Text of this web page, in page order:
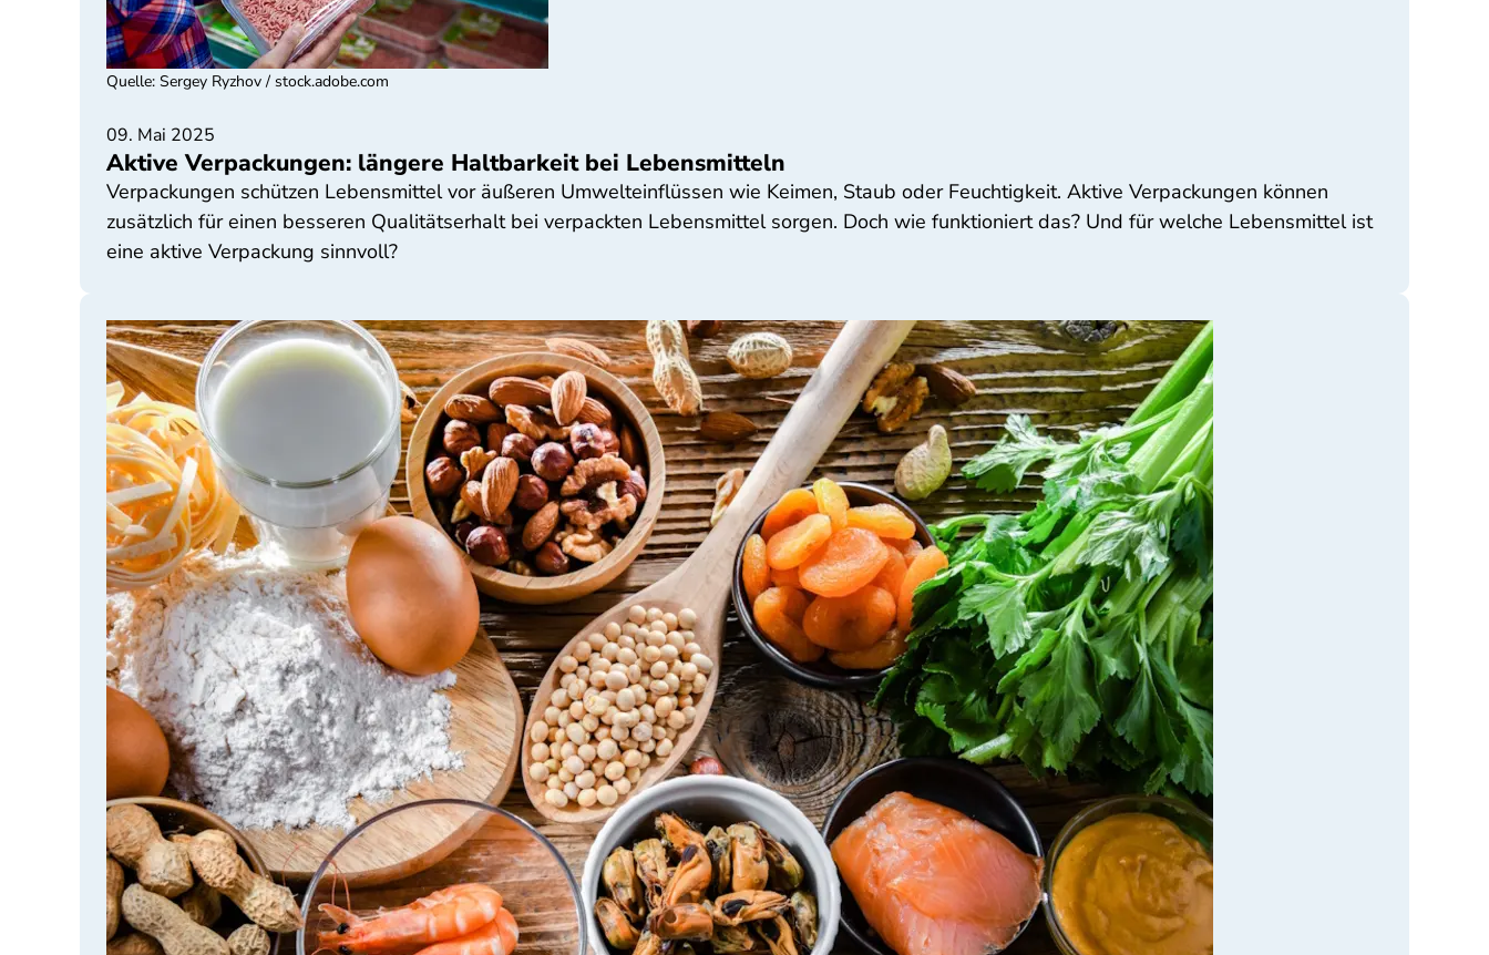
09. Mai 2025
Aktive Verpackungen: längere Haltbarkeit bei Lebensmitteln
Verpackungen schützen Lebensmittel vor äußeren Umwelteinflüssen wie Keimen, Staub oder Feuchtigkeit. Aktive Verpackungen können
zusätzlich für einen besseren Qualitätserhalt bei verpackten Lebensmittel sorgen. Doch wie funktioniert das? Und für welche Lebensmittel ist
eine aktive Verpackung sinnvoll?
Quelle: Sergey Ryzhov / stock.adobe.com